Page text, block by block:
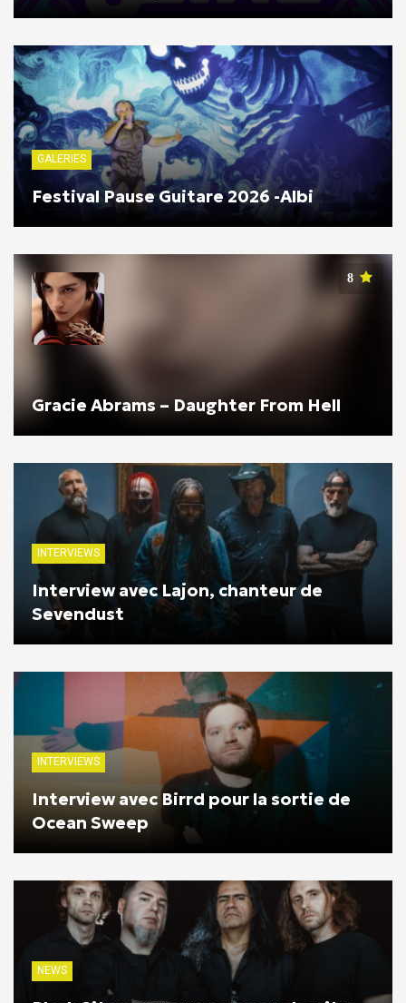
GALERIES
Festival Pause Guitare 2026 -Albi
8
Gracie Abrams – Daughter From Hell
INTERVIEWS
Interview avec Lajon, chanteur de
Sevendust
INTERVIEWS
Interview avec Birrd pour la sortie de
Ocean Sweep
NEWS